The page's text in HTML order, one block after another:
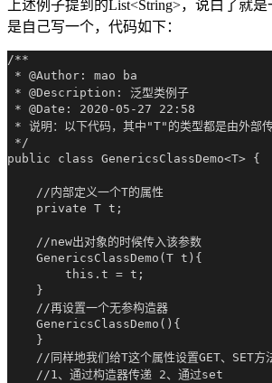
上述例子提到的List<String>，说白了就
是自己写一个，代码如下：
/**
* @Author: mao ba
* @Description: 泛型类例子
* @Date: 2020-05-27 22:58
* 说明：以下代码，其中"T"的类型都是由外部
*/
public class GenericsClassDemo<T> {
    //内部定义一个T的属性
    private T t;
    //new出对象的时候传入该参数
    GenericsClassDemo(T t){
        this.t = t;
    }
    //再设置一个无参构造器
    GenericsClassDemo(){
    }
//同样地我们给T这个属性设置GET、SET方
    //1、通过构造器传递 2、通过set